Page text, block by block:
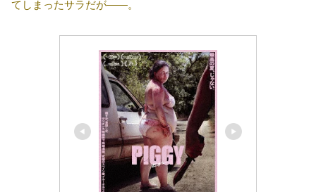
てしまったサラだが――。